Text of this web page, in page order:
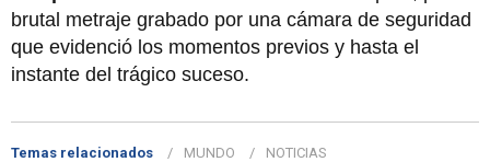
brutal metraje grabado por una cámara de seguridad
que evidenció los momentos previos y hasta el
instante del trágico suceso.
Temas relacionados MUNDO
NOTICIAS